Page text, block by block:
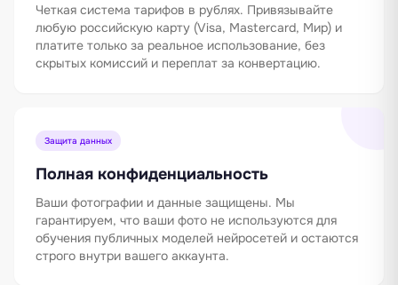
Четкая система тарифов в рублях. Привязывайте
любую российскую карту (Visa, Mastercard, Мир) и
платите только за реальное использование, без
скрытых комиссий и переплат за конвертацию.
Защита данных
Полная конфиденциальность
Ваши фотографии и данные защищены. Мы
гарантируем, что ваши фото не используются для
обучения публичных моделей нейросетей и остаются
строго внутри вашего аккаунта.